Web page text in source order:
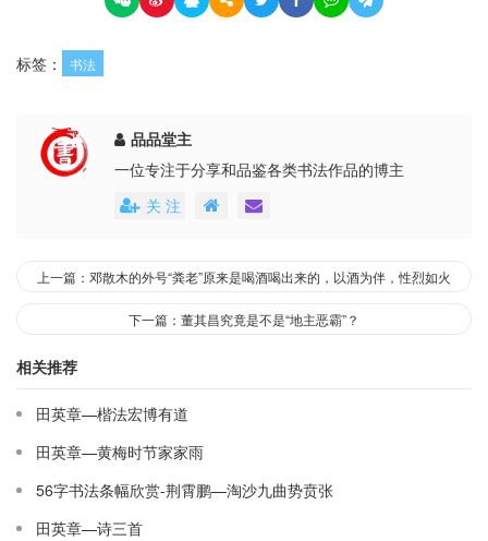
标签： 书法
品品堂主
一位专注于分享和品鉴各类书法作品的博主
关 注
上一篇：邓散木的外号“粪老”原来是喝酒喝出来的，以酒为伴，性烈如火
下一篇：董其昌究竟是不是“地主恶霸”？
相关推荐
田英章—楷法宏博有道
田英章—黄梅时节家家雨
56字书法条幅欣赏-荆霄鹏—淘沙九曲势贲张
田英章—诗三首